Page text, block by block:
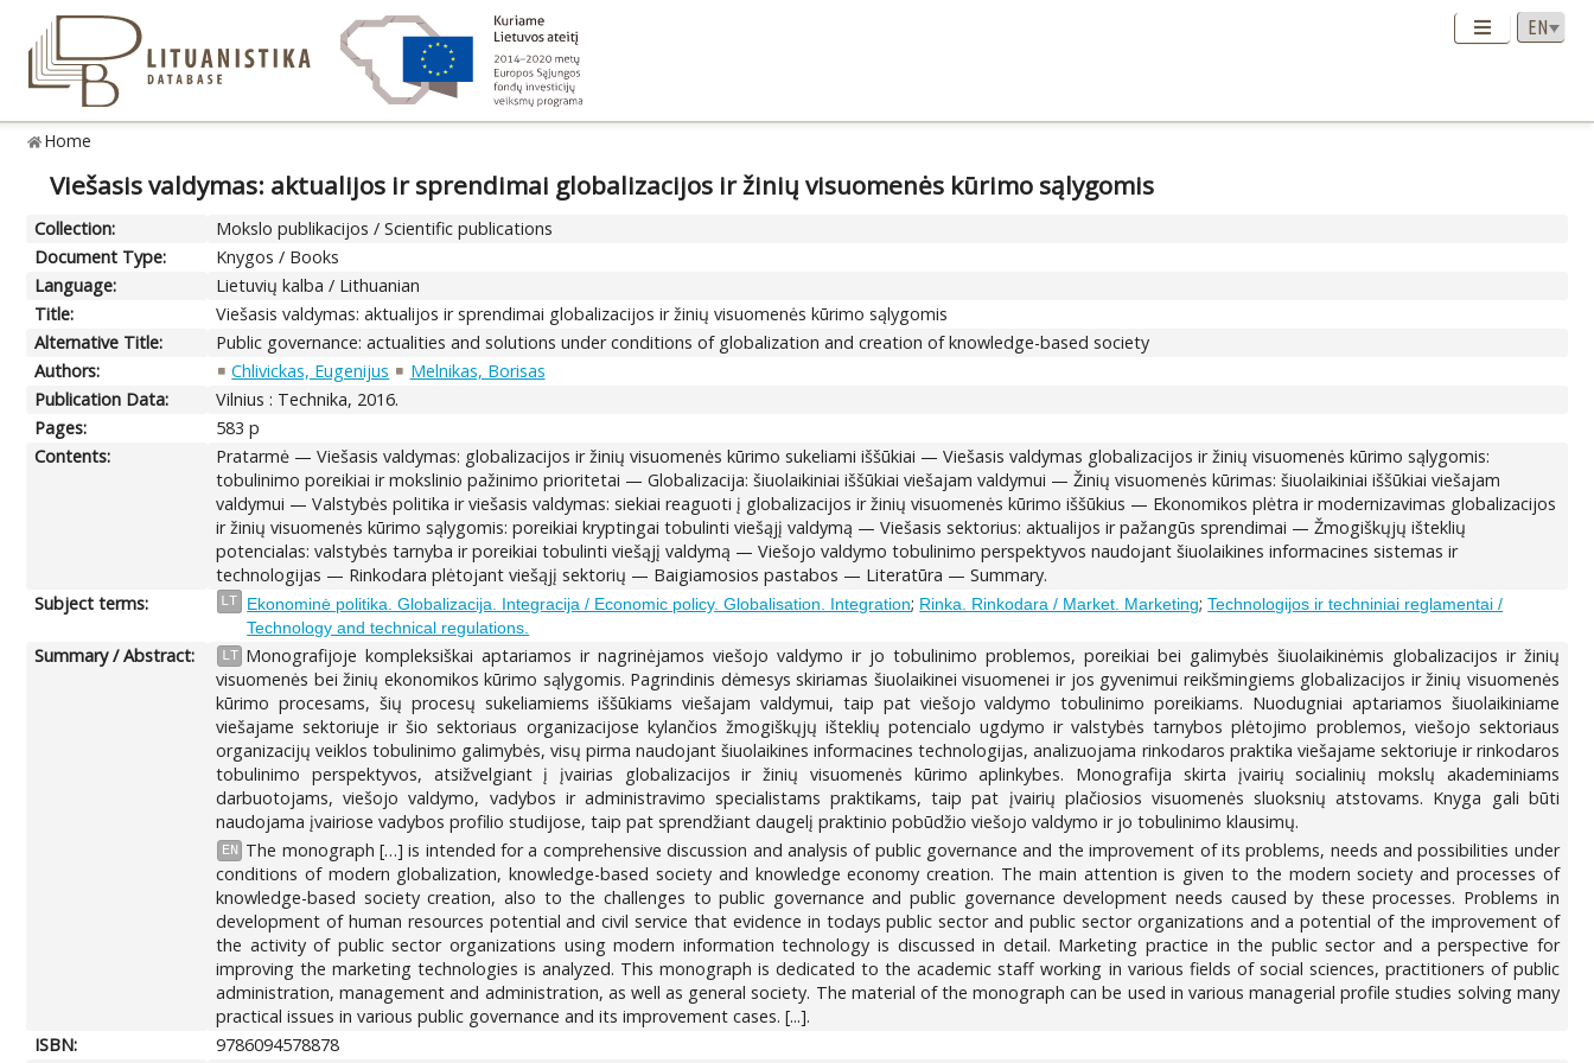
Home
Viešasis valdymas: aktualijos ir sprendimai globalizacijos ir žinių visuomenės kūrimo sąlygomis
Collection:
Mokslo publikacijos / Scientific publications
Document Type:
Knygos / Books
Language:
Lietuvių kalba / Lithuanian
Title:
Viešasis valdymas: aktualijos ir sprendimai globalizacijos ir žinių visuomenės kūrimo sąlygomis
Alternative Title:
Public governance: actualities and solutions under conditions of globalization and creation of knowledge-based society
Authors:
Chlivickas, Eugenijus
Melnikas, Borisas
Publication Data:
Vilnius : Technika, 2016.
Pages:
583 p
Contents:
Pratarmė — Viešasis valdymas: globalizacijos ir žinių visuomenės kūrimo sukeliami iššūkiai — Viešasis valdymas globalizacijos ir žinių visuomenės kūrimo sąlygomis:
tobulinimo poreikiai ir mokslinio pažinimo prioritetai — Globalizacija: šiuolaikiniai iššūkiai viešajam valdymui — Žinių visuomenės kūrimas: šiuolaikiniai iššūkiai viešajam
valdymui — Valstybės politika ir viešasis valdymas: siekiai reaguoti į globalizacijos ir žinių visuomenės kūrimo iššūkius — Ekonomikos plėtra ir modernizavimas globalizacijos
ir žinių visuomenės kūrimo sąlygomis: poreikiai kryptingai tobulinti viešąjį valdymą — Viešasis sektorius: aktualijos ir pažangūs sprendimai — Žmogiškųjų išteklių
potencialas: valstybės tarnyba ir poreikiai tobulinti viešąjį valdymą — Viešojo valdymo tobulinimo perspektyvos naudojant šiuolaikines informacines sistemas ir
technologijas — Rinkodara plėtojant viešąjį sektorių — Baigiamosios pastabos — Literatūra — Summary.
Subject terms:
LT Ekonominė politika. Globalizacija. Integracija / Economic policy. Globalisation. Integration; Rinka. Rinkodara / Market. Marketing;Technologijos ir techniniai reglamentai /
Technology and technical regulations.
Summary / Abstract: LT Monografijoje kompleksiškai aptariamos ir nagrinėjamos viešojo valdymo ir jo tobulinimo problemos, poreikiai bei galimybės šiuolaikinėmis globalizacijos ir žinių
visuomenės bei žinių ekonomikos kūrimo sąlygomis. Pagrindinis dėmesys skiriamas šiuolaikinei visuomenei ir jos gyvenimui reikšmingiems globalizacijos ir žinių visuomenės
kūrimo procesams, šių procesų sukeliamiems iššūkiams viešajam valdymui, taip pat viešojo valdymo tobulinimo poreikiams. Nuodugniai aptariamos šiuolaikiniame
viešajame sektoriuje ir šio sektoriaus organizacijose kylančios žmogiškųjų išteklių potencialo ugdymo ir valstybės tarnybos plėtojimo problemos, viešojo sektoriaus
organizacijų veiklos tobulinimo galimybės, visų pirma naudojant šiuolaikines informacines technologijas, analizuojama rinkodaros praktika viešajame sektoriuje ir rinkodaros
tobulinimo perspektyvos, atsižvelgiant į įvairias globalizacijos ir žinių visuomenės kūrimo aplinkybes. Monografija skirta įvairių socialinių mokslų akademiniams
darbuotojams, viešojo valdymo, vadybos ir administravimo specialistams praktikams, taip pat įvairių plačiosios visuomenės sluoksnių atstovams. Knyga gali būti
naudojama įvairiose vadybos profilio studijose, taip pat sprendžiant daugelį praktinio pobūdžio viešojo valdymo ir jo tobulinimo klausimų.
EN
The monograph […] is intended for a comprehensive discussion and analysis of public governance and the improvement of its problems, needs and possibilities under
conditions of modern globalization, knowledge-based society and knowledge economy creation. The main attention is given to the modern society and processes of
knowledge-based society creation, also to the challenges to public governance and public governance development needs caused by these processes. Problems in
development of human resources potential and civil service that evidence in todays public sector and public sector organizations and a potential of the improvement of
the activity of public sector organizations using modern information technology is discussed in detail. Marketing practice in the public sector and a perspective for
improving the marketing technologies is analyzed. This monograph is dedicated to the academic staff working in various fields of social sciences, practitioners of public
administration, management and administration, as well as general society. The material of the monograph can be used in various managerial profile studies solving many
practical issues in various public governance and its improvement cases. [...].
ISBN:
9786094578878